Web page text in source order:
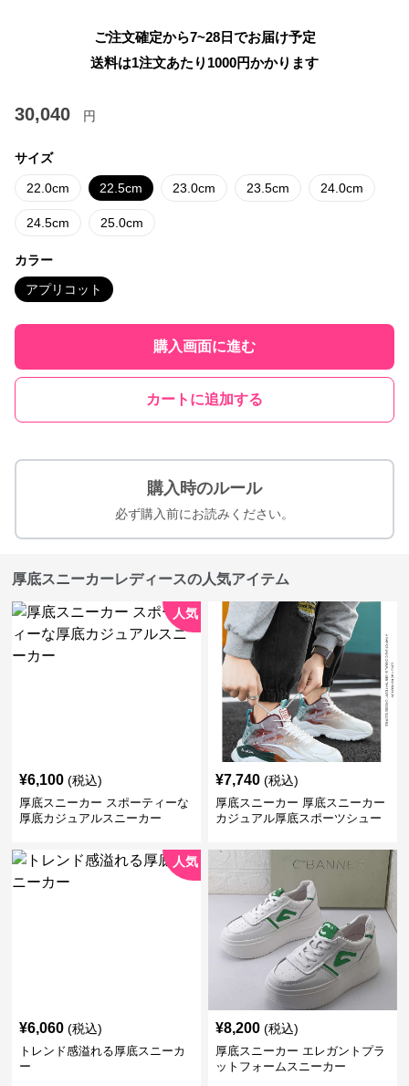
ご注文確定から7~28日でお届け予定
送料は1注文あたり 1000円かかります
30,040 円
サイズ
22.0cm 22.5cm 23.0cm 23.5cm 24.0cm
24.5cm 25.0cm
カラー
アプリコット
購入画面に進む
カートに追加する
購入時のルール
必ず購入前にお読みください。
厚底スニーカーレディースの人気アイテム
人気
¥6,100 (税込)
厚底スニーカー スポーティーな
厚底カジュアルスニーカー
¥7,740 (税込)
厚底スニーカー 厚底スニーカー
カジュアル厚底スポーツシュー
人気
¥6,060 (税込)
トレンド感溢れる厚底スニーカ
ー
¥8,200 (税込)
厚底スニーカー エレガントプラ
ットフォームスニーカー